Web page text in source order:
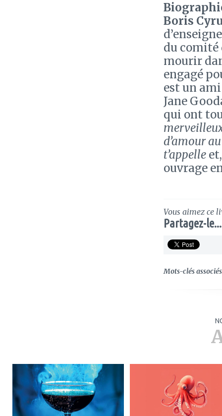
Boris
du comité
mourir
engagé
est un
Jane
qui ont
d’amour
t’appelle
ouvrage
Vous aimez ce
Partagez-le...
Mots-clés
à
mes
favoris